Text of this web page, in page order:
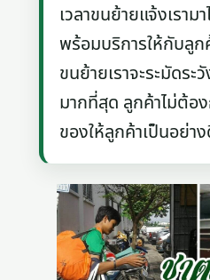
เวลาขนย้ายแจ้งเราม
พร้อมบริการให้กับลู
ขนย้ายเราจะระมัดระ
มากที่สุด ลูกค้าไม่ต้อ
ของให้ลูกค้าเป็นอย่า